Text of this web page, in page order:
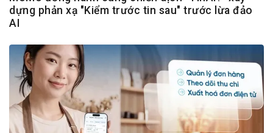
dựng phản xạ "Kiểm trước tin sau" trước lừa đảo
AI